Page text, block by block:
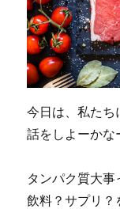
今日は、私た
話をしよーかな
タンパク質大
飲料？サプリ？